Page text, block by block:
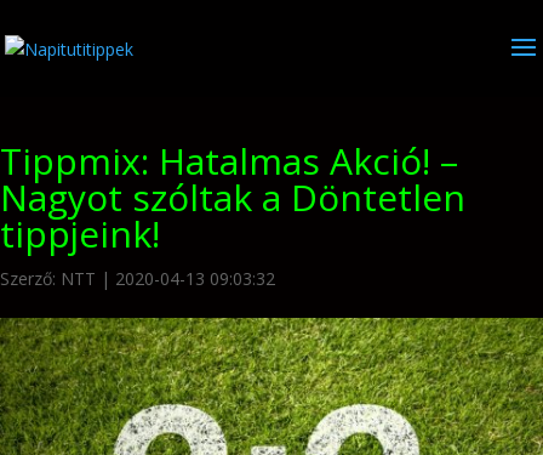
Tippmix: Hatalmas Akció! –
Nagyot szóltak a Döntetlen
tippjeink!
Szerző: NTT | 2020-04-13 09:03:32